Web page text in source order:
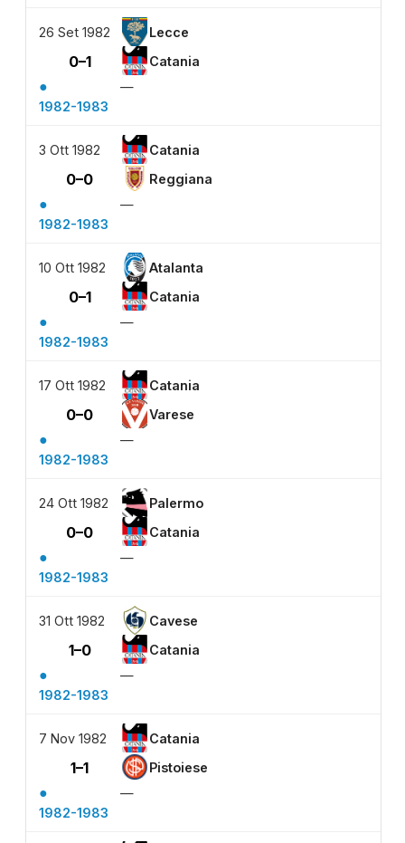
26 Set 1982 Lecce
0–1 Catania
●
—
1982-1983
3 Ott 1982 Catania
0–0 Reggiana
●
—
1982-1983
10 Ott 1982 Atalanta
0–1 Catania
●
—
1982-1983
17 Ott 1982 Catania
0–0 Varese
●
—
1982-1983
24 Ott 1982 Palermo
0–0 Catania
●
—
1982-1983
31 Ott 1982 Cavese
1–0 Catania
●
—
1982-1983
7 Nov 1982 Catania
1–1 Pistoiese
●
—
1982-1983